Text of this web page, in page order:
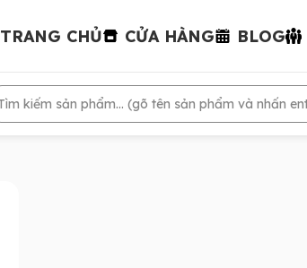
TRANG CHỦ CỬA HÀNG BLOG